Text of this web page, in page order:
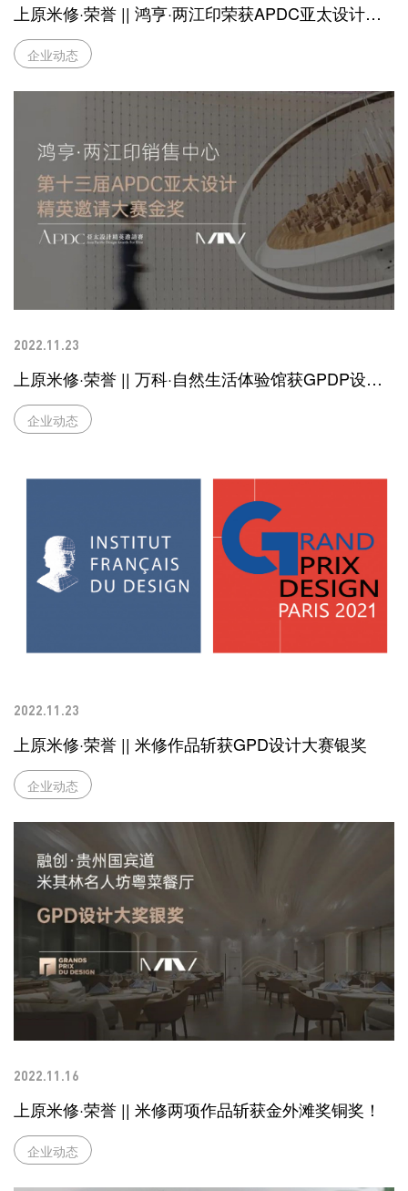
上原米修·荣誉 || 鸿亨·两江印荣获APDC亚太设计精
英邀请赛金奖
企业动态
2022.11.23
上原米修·荣誉 || 万科·自然生活体验馆获GPDP设计
大赛地产售楼银奖！
企业动态
2022.11.23
上原米修·荣誉 || 米修作品斩获GPD设计大赛银奖
企业动态
2022.11.16
上原米修·荣誉 || 米修两项作品斩获金外滩奖铜奖！
企业动态